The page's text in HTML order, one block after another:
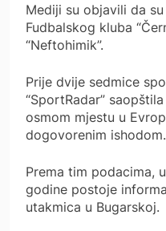
Mediji su objavili da
Fudbalskog kluba
“Neftohimik”.
Prije dvije sedmice
“SportRadar”
osmom mjestu u
dogovorenim ishodom.
Prema tim podacima,
godine postoje
utakmica u Bugarskoj.